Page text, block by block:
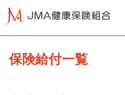
保険給付一覧